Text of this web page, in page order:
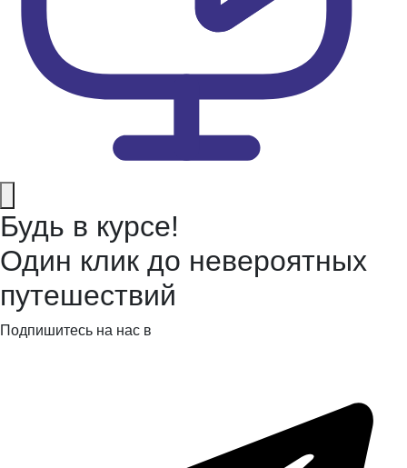
Будь в курсе!
Один клик до невероятных
путешествий
Подпишитесь на нас в